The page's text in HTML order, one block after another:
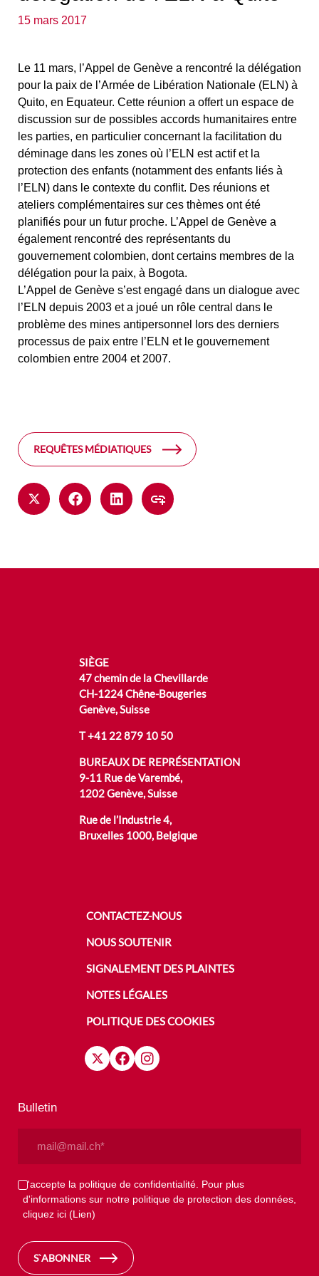
15 mars 2017
Le 11 mars, l’Appel de Genève a rencontré la délégation
pour la paix de l’Armée de Libération Nationale (ELN) à
Quito, en Equateur. Cette réunion a offert un espace de
discussion sur de possibles accords humanitaires entre
les parties, en particulier concernant la facilitation du
déminage dans les zones où l’ELN est actif et la
protection des enfants (notamment des enfants liés à
l’ELN) dans le contexte du conflit. Des réunions et
ateliers complémentaires sur ces thèmes ont été
planifiés pour un futur proche. L’Appel de Genève a
également rencontré des représentants du
gouvernement colombien, dont certains membres de la
délégation pour la paix, à Bogota.
L’Appel de Genève s’est engagé dans un dialogue avec
l’ELN depuis 2003 et a joué un rôle central dans le
problème des mines antipersonnel lors des derniers
processus de paix entre l’ELN et le gouvernement
colombien entre 2004 et 2007.
REQUÊTES MÉDIATIQUES
SIÈGE
47 chemin de la Chevillarde
CH-1224 Chêne-Bougeries
Genève, Suisse
T+41 22 879 10 50
BUREAUX DE REPRÉSENTATION
9-11 Rue de Varembé,
1202 Genève, Suisse
Rue de l’Industrie 4,
Bruxelles 1000, Belgique
CONTACTEZ-NOUS
NOUS SOUTENIR
SIGNALEMENT DES PLAINTES
NOTES LÉGALES
POLITIQUE DES COOKIES
Bulletin
Privacy
(Nécessaire)
J'accepte la politique de confidentialité. Pour plus
d'informations sur notre politique de protection des données,
cliquez ici (Lien)
S`ABONNER